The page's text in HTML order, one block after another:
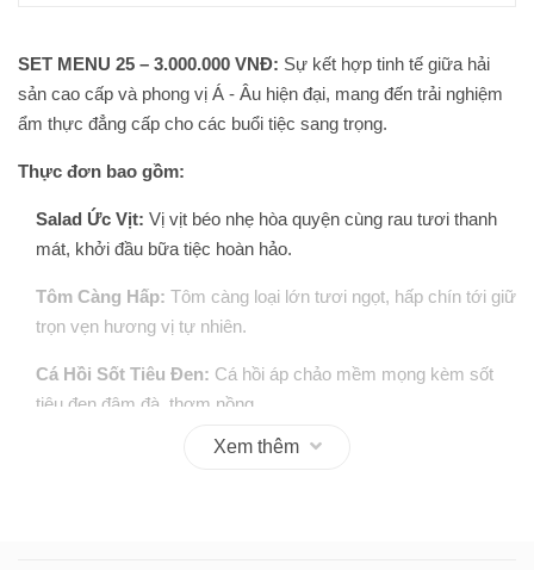
SET MENU 25 – 3.000.000 VNĐ: Sự kết hợp tinh tế giữa hải
sản cao cấp và phong vị Á - Âu hiện đại, mang đến trải nghiệm
ẩm thực đẳng cấp cho các buổi tiệc sang trọng.
Thực đơn bao gồm:
Salad Ức Vịt: Vị vịt béo nhẹ hòa quyện cùng rau tươi thanh
mát, khởi đầu bữa tiệc hoàn hảo.
Tôm Càng Hấp: Tôm càng loại lớn tươi ngọt, hấp chín tới giữ
trọn vẹn hương vị tự nhiên.
Cá Hồi Sốt Tiêu Đen: Cá hồi áp chảo mềm mọng kèm sốt
tiêu đen đậm đà, thơm nồng.
Mực giòn sần sật trong nước sốt cari
Xem thêm